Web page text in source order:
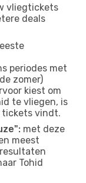
vliegtickets
deals
periodes met
zomer)
kiest om
te vliegen, is
tickets vindt.
met deze
meest
Tohid